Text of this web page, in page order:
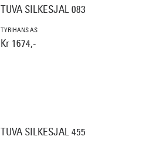
TUVA SILKESJAL 083
TYRIHANS AS
Kr 1674,-
TUVA SILKESJAL 455